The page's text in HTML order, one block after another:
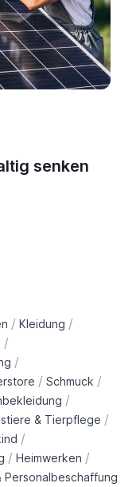
senken
/ Kleidung /
/
/
/ Schmuck /
/
& Tierpflege /
/
/ Heimwerken /
Personalbeschaffung